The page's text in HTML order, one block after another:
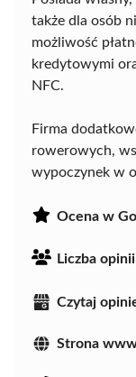
także dla osób
możliwość
kredytowymi
NFC.
Firma
rowerowych,
wypoczynek w
Ocena w
Liczba
Czytaj
Strona